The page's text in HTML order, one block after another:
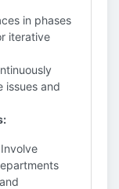
in phases
iterative
issues and
Involve